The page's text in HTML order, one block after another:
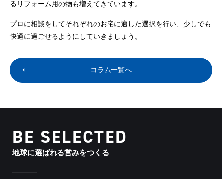
るリフォーム用の物も増えてきています。
プロに相談をしてそれぞれのお宅に適した選択を行い、少しでも
快適に過ごせるようにしていきましょう。
コラム一覧へ
BE SELECTED
地球に選ばれる営みをつくる